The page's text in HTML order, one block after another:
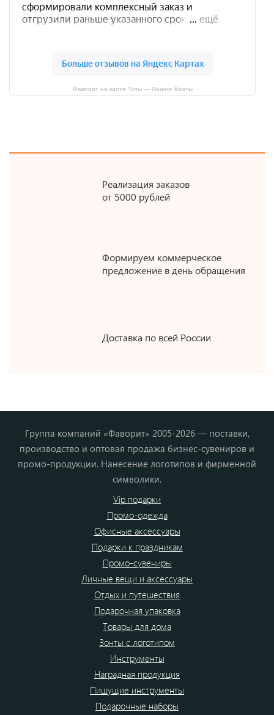
Фаворит на карте Тулы — Яндекс Карты
Реализация заказов
от 5000 рублей
Формируем коммерческое
предложение в день обращения
Доставка по всей России
Группа компаний «Фаворит» 2005-2026 — поставки,
производство и оптовая продажа бизнес-сувениров и
промо-продукции. Нанесение логотипов и фирменной
символики.
Vip подарки
Промо-одежда
Офисные аксессуары
Подарки к праздникам
Промо-сувениры
Личные вещи и аксессуары
Отдых и путешествия
Подарочная упаковка
Товары для дома
Зонты с логотипом
Инструменты
Наградная продукция
Пишущие инструменты
Подарочные наборы